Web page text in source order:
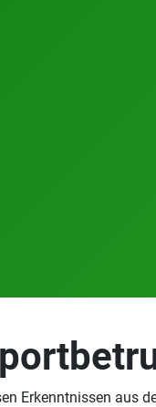
Erkenntnissen